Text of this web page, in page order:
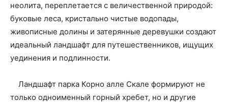
неолита, переплетается с величественной природой:
буковые леса, кристально чистые водопады,
живописные долины и затерянные деревушки создают
идеальный ландшафт для путешественников, ищущих
уединения и подлинности.
Ландшафт парка Корно алле Скале формируют не
только одноименный горный хребет, но и другие